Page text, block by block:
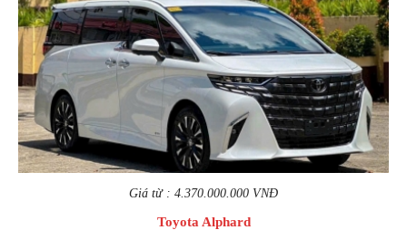
Giá từ : 4.370.000.000 VNĐ
Toyota Alphard